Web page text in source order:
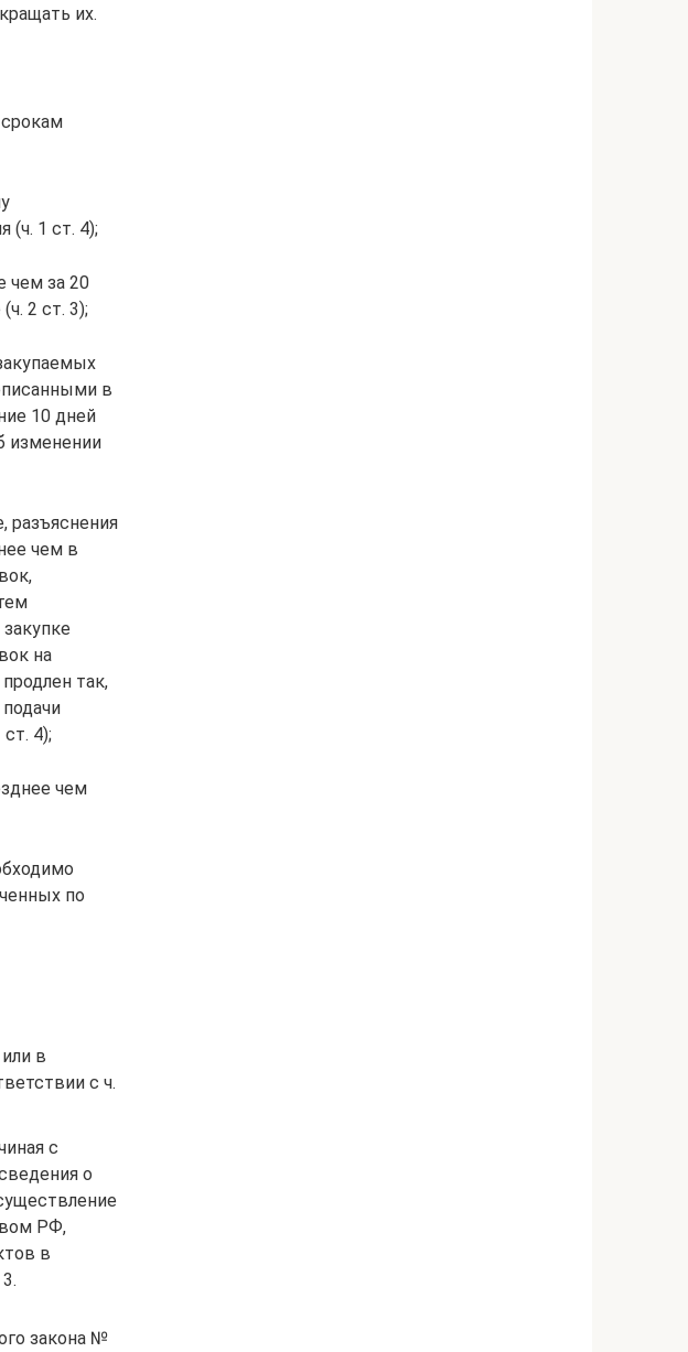
их.
(ч. 1 ст. 4);
чем за 20
2 ст. 3);
в
10 дней
изменении
разъяснения
чем в
на
так,
4);
чем
по
в
с ч.
с
о
РФ,
в
закона №